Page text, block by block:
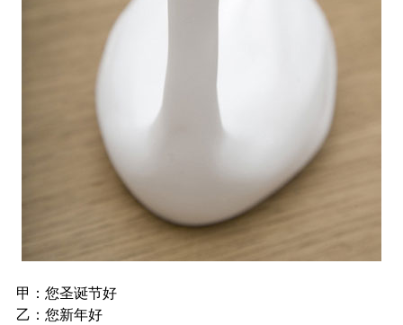
甲：您圣诞节好
乙：您新年好